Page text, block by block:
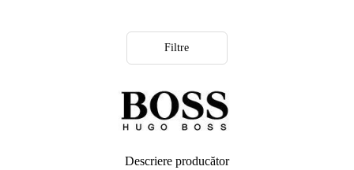
Filtre
Descriere producător